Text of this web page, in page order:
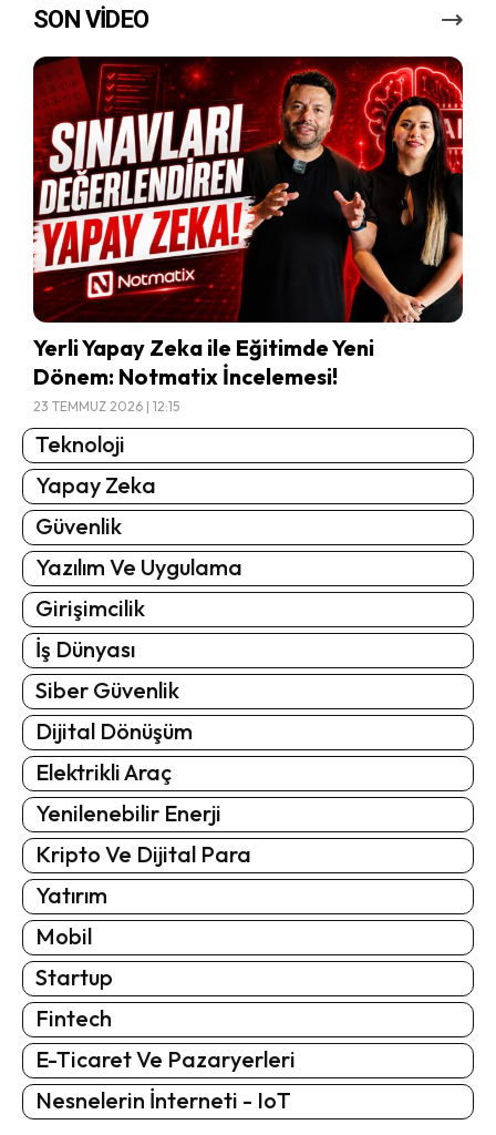
SON VİDEO
Yerli Yapay Zeka ile Eğitimde Yeni
Dönem: Notmatix İncelemesi!
23 TEMMUZ 2026 | 12:15
Teknoloji
Yapay Zeka
Güvenlik
Yazılım Ve Uygulama
Girişimcilik
İş Dünyası
Siber Güvenlik
Dijital Dönüşüm
Elektrikli Araç
Yenilenebilir Enerji
Kripto Ve Dijital Para
Yatırım
Mobil
Startup
Fintech
E-Ticaret Ve Pazaryerleri
Nesnelerin İnterneti - IoT